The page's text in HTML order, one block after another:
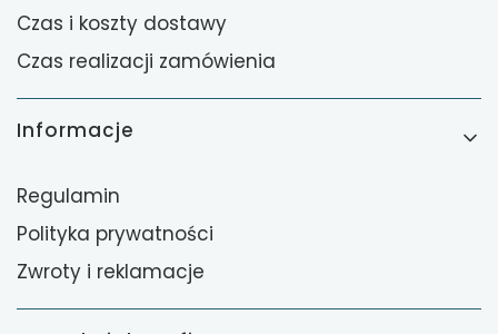
Czas i koszty dostawy
Czas realizacji zamówienia
Informacje
Regulamin
Polityka prywatności
Zwroty i reklamacje